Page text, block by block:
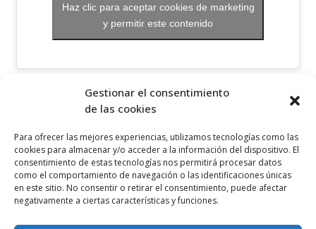
Gestionar el consentimiento
de las cookies
Para ofrecer las mejores experiencias, utilizamos tecnologías como las
cookies para almacenar y/o acceder a la información del dispositivo. El
consentimiento de estas tecnologías nos permitirá procesar datos
como el comportamiento de navegación o las identificaciones únicas
en este sitio. No consentir o retirar el consentimiento, puede afectar
negativamente a ciertas características y funciones.
Haz clic para aceptar cookies de marketing
y permitir este contenido
OTROS ENLACES
Política de cookies
Aviso legal
Canal ético
SÍGUENOS EN